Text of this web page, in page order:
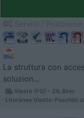
La struttura con
soluzion...
Vieste (FG) - 26.8km
Litoranea Vieste-Peschici